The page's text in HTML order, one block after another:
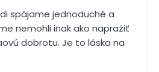
spájame jednoduché a
nemohli inak ako napražiť
dobrotu. Je to láska na